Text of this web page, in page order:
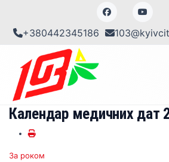
+380442345186
Календар медичних дат
За роком